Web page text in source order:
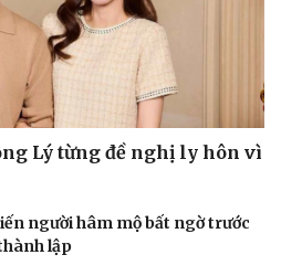
Lý từng đề nghị ly hôn vì
người hâm mộ bất ngờ trước
lập